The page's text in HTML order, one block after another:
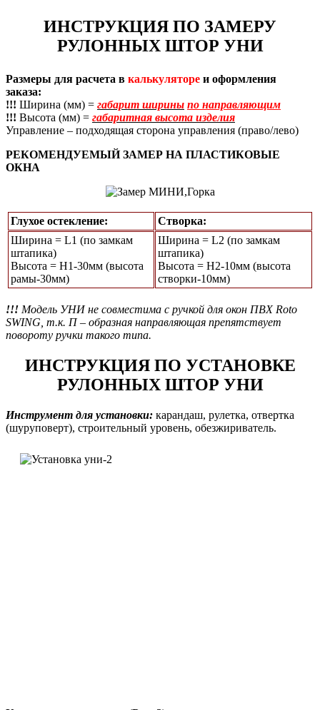
ИНСТРУКЦИЯ ПО ЗАМЕРУ
РУЛОННЫХ ШТОР УНИ
Размеры для расчета в калькуляторе и оформления
заказа:
!!! Ширина (мм) = габарит ширины по направляющим
!!! Высота (мм) = габаритная высота изделия
Управление – подходящая сторона управления (право/лево)
РЕКОМЕНДУЕМЫЙ ЗАМЕР НА ПЛАСТИКОВЫЕ
ОКНА
Глухое остекление:
Створка:
Ширина = L1 (по замкам
штапика)
Высота = Н1-30мм (высота
рамы-30мм)
Ширина = L2 (по замкам
штапика)
Высота = H2-10мм (высота
створки-10мм)
!!! Модель УНИ не совместима с ручкой для окон ПВХ Roto
SWING, т.к. П – образная направляющая препятствует
повороту ручки такого типа.
ИНСТРУКЦИЯ ПО УСТАНОВКЕ
РУЛОННЫХ ШТОР УНИ
Инструмент для установки: карандаш, рулетка, отвертка
(шуруповерт), строительный уровень, обезжириватель.